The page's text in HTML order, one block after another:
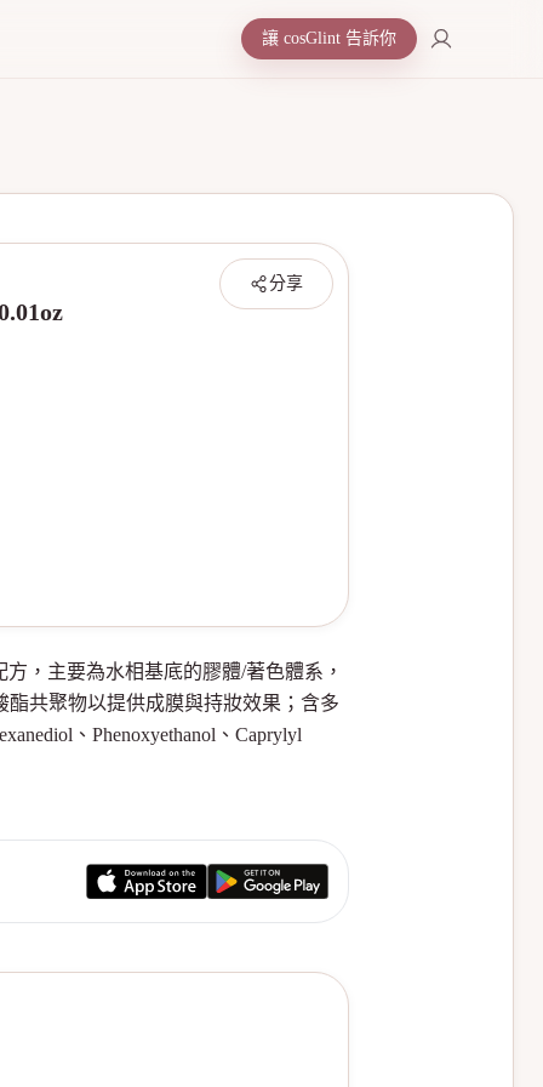
讓 cosGlint 告訴你
分享
方，主要為水相基底的膠體/著色體系，
共聚物以提供成膜與持妝效果；含多
、Phenoxyethanol、Caprylyl